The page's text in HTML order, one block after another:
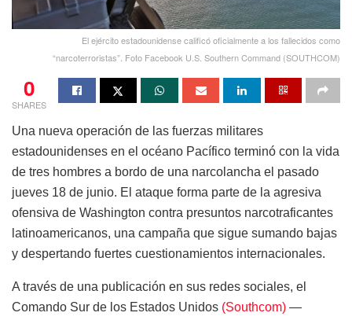
El ejército estadounidense calificó oficialmente a los fallecidos como
“narcoterroristas”. Foto Facebook U.S. Southern Command (SOUTHCOM)
0
SHARES
Una nueva operación de las fuerzas militares
estadounidenses en el océano Pacífico terminó con la vida
de tres hombres a bordo de una narcolancha el pasado
jueves 18 de junio. El ataque forma parte de la agresiva
ofensiva de Washington contra presuntos narcotraficantes
latinoamericanos, una campaña que sigue sumando bajas
y despertando fuertes cuestionamientos internacionales.
A través de una publicación en sus redes sociales, el
Comando Sur de los Estados Unidos (Southcom) —